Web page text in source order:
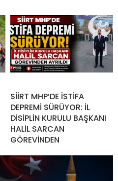
SİİRT MHP’DE İSTİFA
DEPREMİ SÜRÜYOR: İL
DİSİPLİN KURULU BAŞKANI
HALİL SARCAN
GÖREVİNDEN